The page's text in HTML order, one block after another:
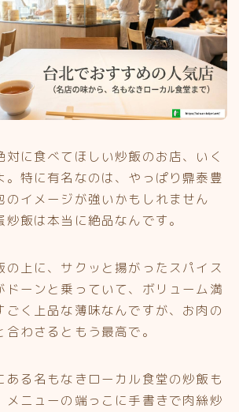
対に食べてほしい炒飯のお店、いく
。特に有名なのは、やっぱり鼎泰豊
のイメージが強いかもしれません
飯は本当に絶品なんです。
の上に、サクッと揚がったスパイス
ドーンと乗っていて、ボリューム満
ごく上品な薄味なんですが、お肉の
わさるともう最高で。
ある名もなきローカル食堂の炒飯も
メニューの端っこに手書きで肉絲炒